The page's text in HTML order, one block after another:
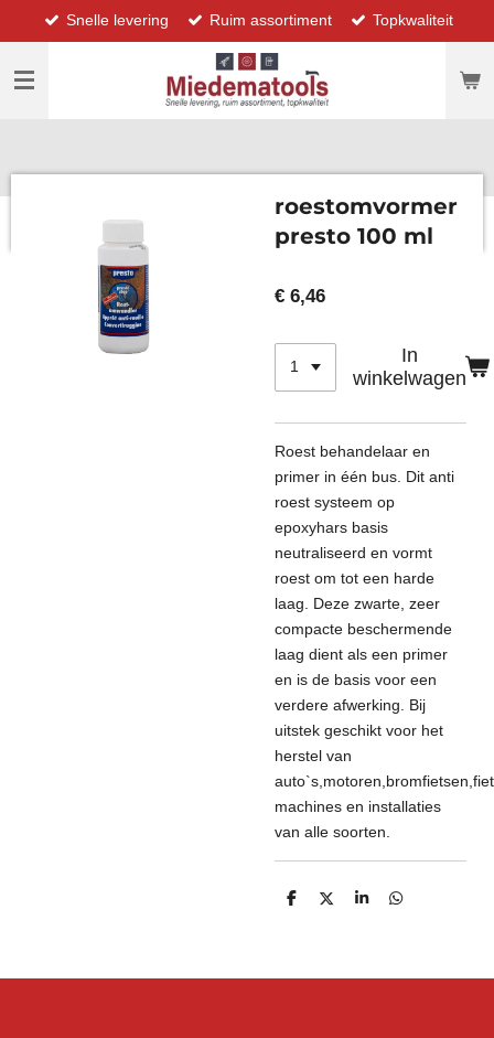
direct
naar
hoofdinhoud
Snelle levering Ruim assortiment Topkwaliteit
roestomvormer
presto 100 ml
€ 6,46
In
winkelwagen
Roest behandelaar en
primer in één bus. Dit anti
roest systeem op
epoxyhars basis
neutraliseerd en vormt
roest om tot een harde
laag. Deze zwarte, zeer
compacte beschermende
laag dient als een primer
en is de basis voor een
verdere afwerking. Bij
uitstek geschikt voor het
herstel van
machines en installaties
van alle soorten.
D
D
S
D